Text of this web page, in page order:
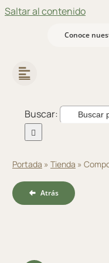
Saltar al contenido
Conoce
Buscar:
Portada » Tienda »
Atrás